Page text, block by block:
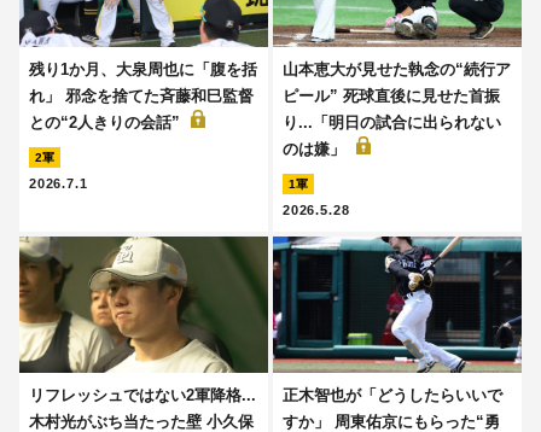
残り1か月、大泉周也に「腹を括
れ」 邪念を捨てた斉藤和巳監督
との“2人きりの会話”
2軍
2026.7.1
山本恵大が見せた執念の“続行ア
ピール” 死球直後に見せた首振
り...「明日の試合に出られない
のは嫌」
1軍
2026.5.28
リフレッシュではない2軍降格...
木村光がぶち当たった壁 小久保
正木智也が「どうしたらいいで
すか」 周東佑京にもらった“勇